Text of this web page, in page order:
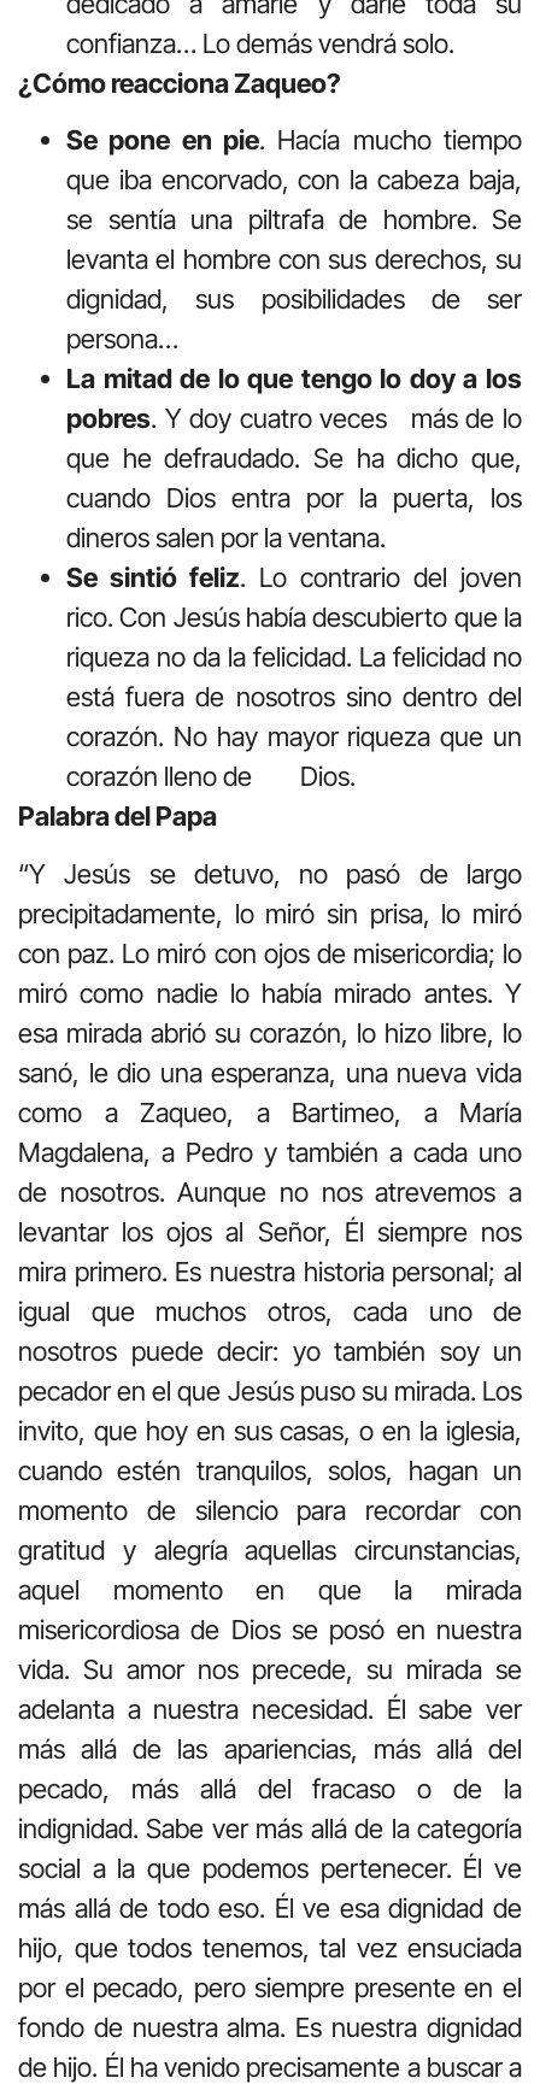
confianza… Lo demás vendrá solo.
¿Cómo reacciona Zaqueo?
Se pone en pie. Hacía mucho tiempo
que iba encorvado, con la cabeza baja,
se sentía una piltrafa de hombre. Se
levanta el hombre con sus derechos, su
dignidad, sus posibilidades de ser
persona…
La mitad de lo que tengo lo doy a los
pobres. Y doy cuatro veces más de lo
que he defraudado. Se ha dicho que,
cuando Dios entra por la puerta, los
dineros salen por la ventana.
Se sintió feliz. Lo contrario del joven
rico. Con Jesús había descubierto que la
riqueza no da la felicidad. La felicidad no
está fuera de nosotros sino dentro del
corazón. No hay mayor riqueza que un
corazón lleno de Dios.
Palabra del Papa
“Y Jesús se detuvo, no pasó de largo
precipitadamente, lo miró sin prisa, lo miró
con paz. Lo miró con ojos de misericordia; lo
miró como nadie lo había mirado antes. Y
esa mirada abrió su corazón, lo hizo libre, lo
sanó, le dio una esperanza, una nueva vida
como a Zaqueo, a Bartimeo, a María
Magdalena, a Pedro y también a cada uno
de nosotros. Aunque no nos atrevemos a
levantar los ojos al Señor, Él siempre nos
mira primero. Es nuestra historia personal; al
igual que muchos otros, cada uno de
nosotros puede decir: yo también soy un
pecador en el que Jesús puso su mirada. Los
invito, que hoy en sus casas, o en la iglesia,
cuando estén tranquilos, solos, hagan un
momento de silencio para recordar con
gratitud y alegría aquellas circunstancias,
aquel momento en que la mirada
misericordiosa de Dios se posó en nuestra
vida. Su amor nos precede, su mirada se
adelanta a nuestra necesidad. Él sabe ver
más allá de las apariencias, más allá del
pecado, más allá del fracaso o de la
indignidad. Sabe ver más allá de la categoría
social a la que podemos pertenecer. Él ve
más allá de todo eso. Él ve esa dignidad de
hijo, que todos tenemos, tal vez ensuciada
por el pecado, pero siempre presente en el
fondo de nuestra alma. Es nuestra dignidad
de hijo. Él ha venido precisamente a buscar a